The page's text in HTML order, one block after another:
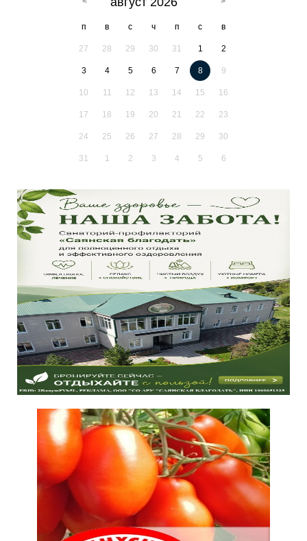
п в с ч п с в
27 28 29 30 31 1 2
3 4 5 6 7 8 9
10 11 12 13 14 15 16
17 18 19 20 21 22 23
24 25 26 27 28 29 30
31 1 2 3 4 5 6